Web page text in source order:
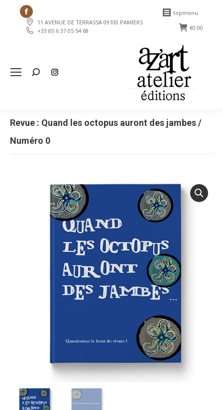
Facebook
page
opens
window
11 AVENUE DE TERRASSA 09100 PAMIERS
+33 (0) 6 37 05 54 68
topmenu
€0.00
Search:
Revue : Quand les octopus auront des jambes /
Numéro 0